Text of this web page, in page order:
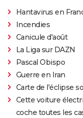
Hantavirus en
Incendies
Canicule d'août
La Liga sur DAZN
Pascal Obispo
Guerre en Iran
Carte de l'éclipse
Cette voiture
coche toutes les